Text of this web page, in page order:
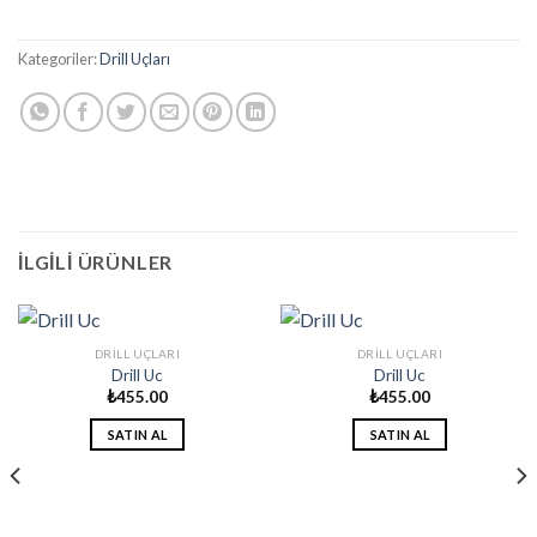
Kategoriler:Drill Uçları
İLGILI ÜRÜNLER
DRILL UÇLARI
Drill Uc
₺455.00
SATIN AL
DRILL UÇLARI
Drill Uc
₺455.00
SATIN AL